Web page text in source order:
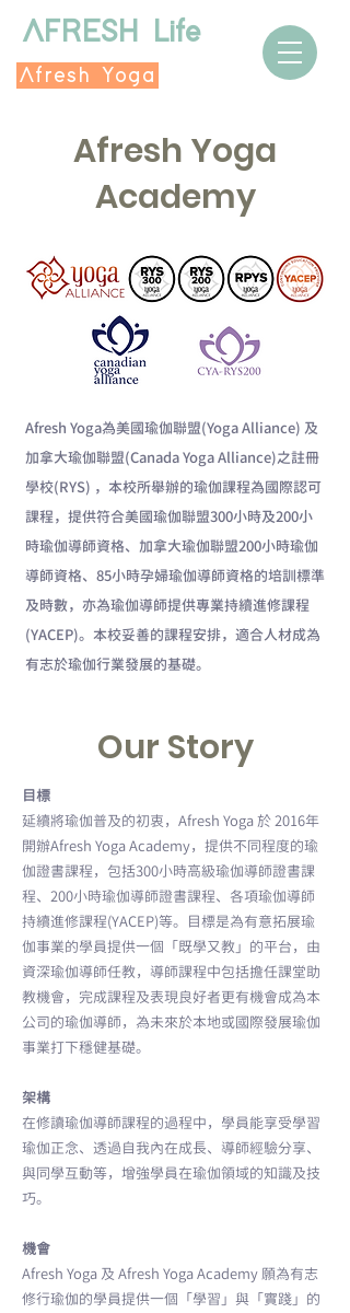
AFRESH Life
Afresh Yoga
Afresh Yoga
Academy
Afresh Yoga為美國瑜伽聯盟(Yoga Alliance) 及
加拿大瑜伽聯盟(Canada Yoga Alliance)之註冊
學校(RYS) ，本校所舉辦的瑜伽課程為國際認可
課程，提供符合美國瑜伽聯盟300小時及200小
時瑜伽導師資格、加拿大瑜伽聯盟200小時瑜伽
導師資格、85小時孕婦瑜伽導師資格的培訓標準
及時數，亦為瑜伽導師提供專業持續進修課程
(YACEP)。本校妥善的課程安排，適合人材成為
有志於瑜伽行業發展的基礎。
Our Story
目標
延續將瑜伽普及的初衷，Afresh Yoga 於 2016年
開辦Afresh Yoga Academy，提供不同程度的瑜
伽證書課程，包括300小時高級瑜伽導師證書課
程、200小時瑜伽導師證書課程、各項瑜伽導師
持續進修課程(YACEP)等。目標是為有意拓展瑜
伽事業的學員提供一個「既學又教」的平台，由
資深瑜伽導師任教，導師課程中包括擔任課堂助
教機會，完成課程及表現良好者更有機會成為本
公司的瑜伽導師，為未來於本地或國際發展瑜伽
事業打下穩健基礎。
架構
在修讀瑜伽導師課程的過程中，學員能享受學習
瑜伽正念、透過自我內在成長、導師經驗分享、
與同學互動等，增強學員在瑜伽領域的知識及技
巧。
機會
Afresh Yoga 及 Afresh Yoga Academy 願為有志
修行瑜伽的學員提供一個「學習」與「實踐」的